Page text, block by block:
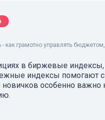
как грамотно управлять
в биржевые
индексы помогают
особенно